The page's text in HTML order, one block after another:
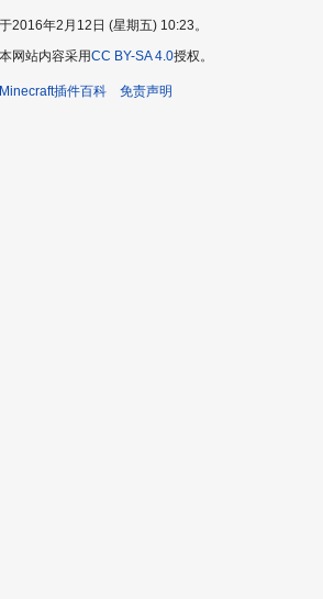
2016年2月12日 (星期五) 10:23。
网站内容采用CC BY-SA 4.0授权。
插件百科 免责声明